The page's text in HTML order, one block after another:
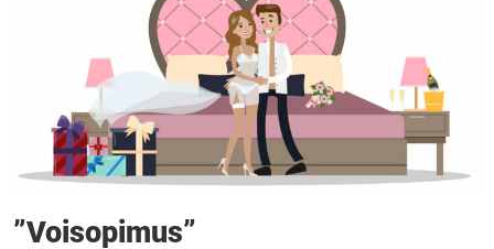
”Voisopimus”